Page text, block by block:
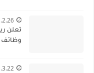
تعلن
وظائف